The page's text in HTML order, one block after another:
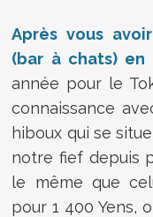
Après vous
(bar à chats) en
année pour le
connaissance
hiboux qui se
notre fief depuis
le même que
pour 1 400 Yens,